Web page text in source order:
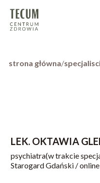
strona główna/
LEK. OKTAWIA
psychiatra(w trakcie
Starogard Gdański / online